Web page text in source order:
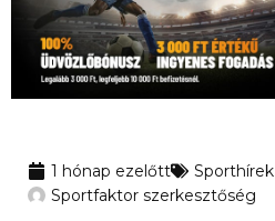
1 hónap ezelőtt
Sporthírek
Sportfaktor szerkesztőség